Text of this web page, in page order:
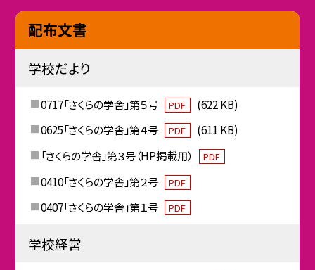
配布文書
学校だより
0717「さくらの学舎」第５号 PDF
(622 KB)
0625「さくらの学舎」第４号
PDF
(611 KB)
「さくらの学舎」第３号（HP掲載用）
PDF
0410「さくらの学舎」第２号 PDF
0407「さくらの学舎」第１号 PDF
学校経営